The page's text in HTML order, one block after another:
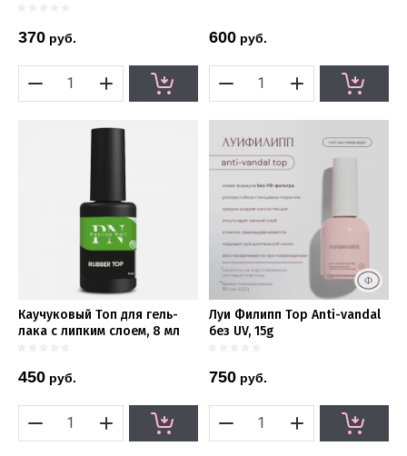
370 руб. 600 руб.
Каучуковый Топ для гель-
лака с липким слоем, 8 мл
450 руб.
Луи Филипп Top Anti-vandal
без UV, 15g
750 руб.